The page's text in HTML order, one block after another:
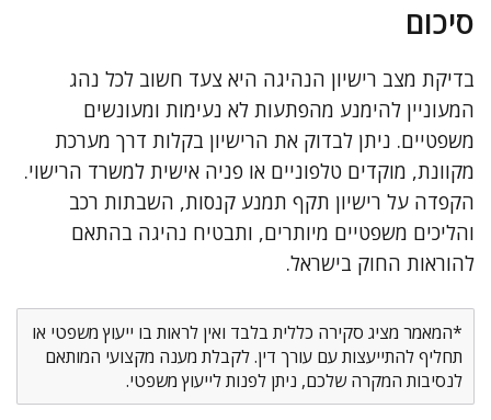
סיכום
בדיקת מצב רישיון הנהיגה היא צעד חשוב לכל נהג
המעוניין להימנע מהפתעות לא נעימות ומעונשים
משפטיים. ניתן לבדוק את הרישיון בקלות דרך מערכת
מקוונת, מוקדים טלפוניים או פניה אישית למשרד הרישוי.
הקפדה על רישיון תקף תמנע קנסות, השבתות רכב
והליכים משפטיים מיותרים, ותבטיח נהיגה בהתאם
להוראות החוק בישראל.
*המאמר מציג סקירה כללית בלבד ואין לראות בו ייעוץ משפטי או
תחליף להתייעצות עם עורך דין. לקבלת מענה מקצועי המותאם
לנסיבות המקרה שלכם, ניתן לפנות לייעוץ משפטי.